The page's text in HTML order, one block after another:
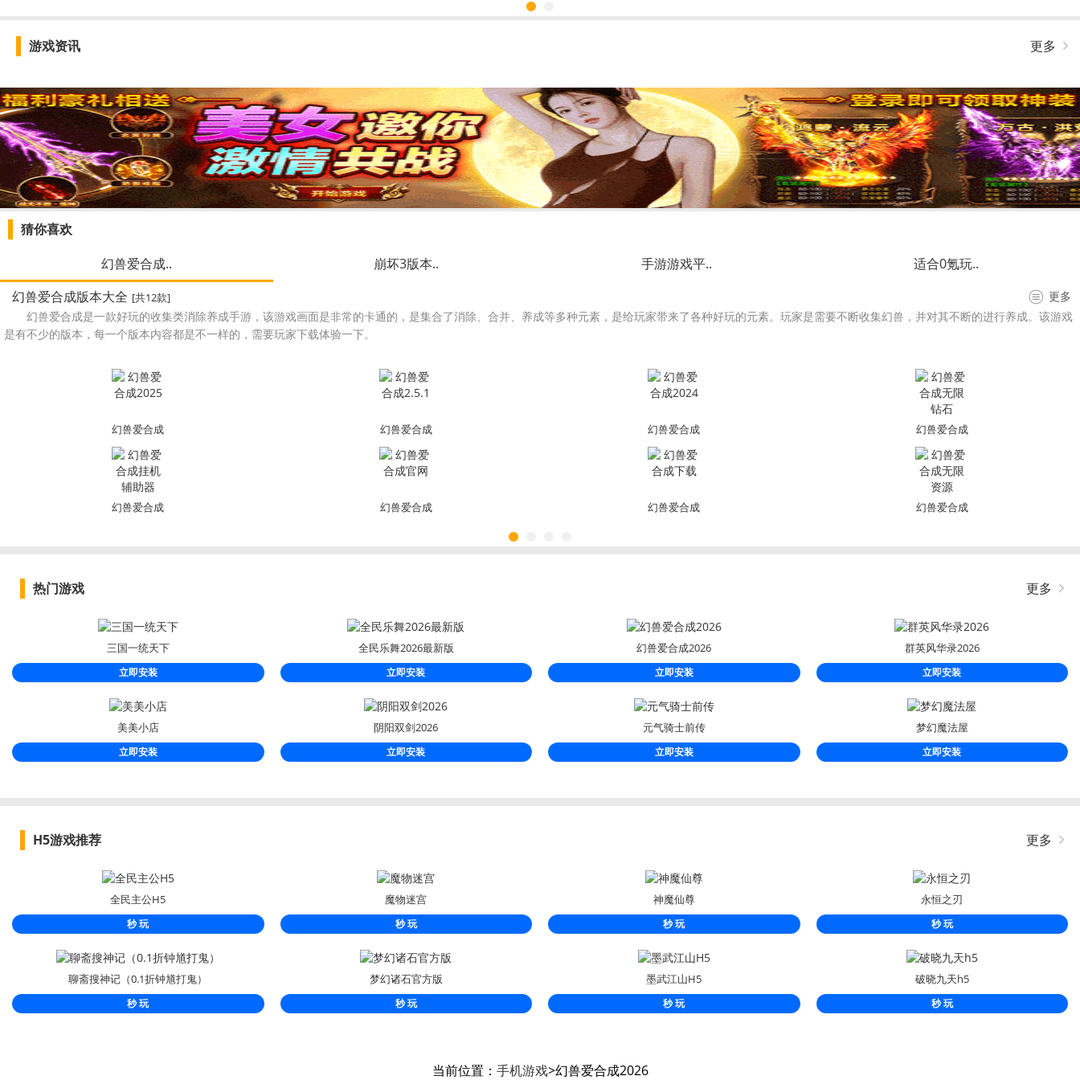
游戏资讯 更多
猜你喜欢
幻兽爱合成..
崩坏3版本.. 手游游戏平..
适合0氪玩..
幻兽爱合成版本大全 [共12款]
更多
幻兽爱合成是一款好玩的收集类消除养成手游，该游戏画面是非常的卡通的，是集合了消除、合并、养成等多种元素，是给玩家带来了各种好玩的元素。玩家是需要不断收集幻兽，并对其不断的进行养成。该游戏
是有不少的版本，每一个版本内容都是不一样的，需要玩家下载体验一下。
幻兽爱合成 幻兽爱合成 幻兽爱合成 幻兽爱合成
幻兽爱合成 幻兽爱合成 幻兽爱合成 幻兽爱合成
热门游戏 更多
三国一统天下
立即安装
全民乐舞2026最新版
立即安装
幻兽爱合成2026
立即安装
群英风华录2026
立即安装
美美小店
立即安装
阴阳双剑2026
立即安装
元气骑士前传
立即安装
梦幻魔法屋
立即安装
H5游戏推荐 更多
全民主公H5
秒 玩
魔物迷宫
秒 玩
神魔仙尊
秒 玩
永恒之刃
秒 玩
聊斋搜神记（0.1折钟馗打鬼）
秒 玩
梦幻诸石官方版
秒 玩
墨武江山H5
秒 玩
破晓九天h5
秒 玩
当前位置： 手机游戏>幻兽爱合成2026